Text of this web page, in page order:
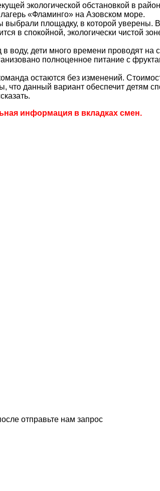
экологической обстановкой в
«Фламинго» на Азовском море.
площадку, в которой уверены.
в спокойной, экологически чистой
дети много времени проводят
полноценное питание с
остаются без изменений.
данный вариант обеспечит детям
информация в вкладках смен.
отправьте нам запрос